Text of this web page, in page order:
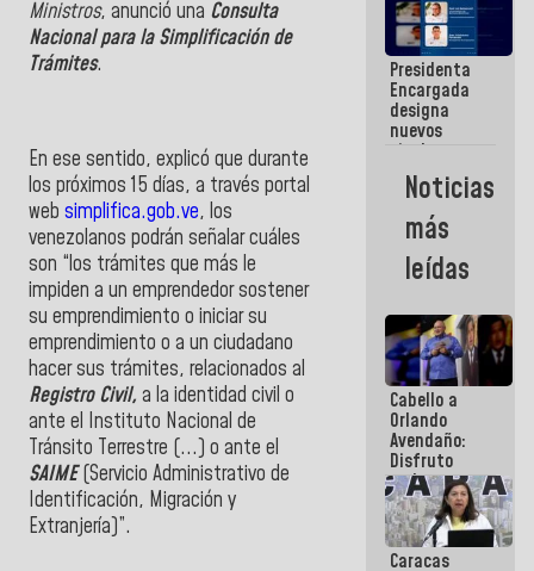
Ministros, anunció una Consulta
Nacionalpara la Simplificación de
Trámites.
En ese sentido, explicó que durante
los próximos 15 días, a través portal
web simplifica.gob.ve, los
venezolanos podrán señalar cuáles
son “los trámites que más le
impiden a un emprendedor sostener
su emprendimiento o iniciar su
emprendimiento o a un ciudadano
hacer sus trámites, relacionados al
Registro Civil, a la identidad civil o
ante el Instituto Nacional de
Tránsito Terrestre (...) o ante el
SAIME(Servicio Administrativo de
Identificación, Migración y
Extranjería)”.
campeona
frente
México Sub
23 en los
Centroamericanos
Presidenta
Encargada
designa
nuevos
titulares en
Viceministerio
de Energía
Eléctrica y
CORPOELEC
Noticias
más
leídas
Cabello a
Orlando
Avendaño:
Disfruto
cada vez
que escribes
porque lo
que haces
es
Caracas